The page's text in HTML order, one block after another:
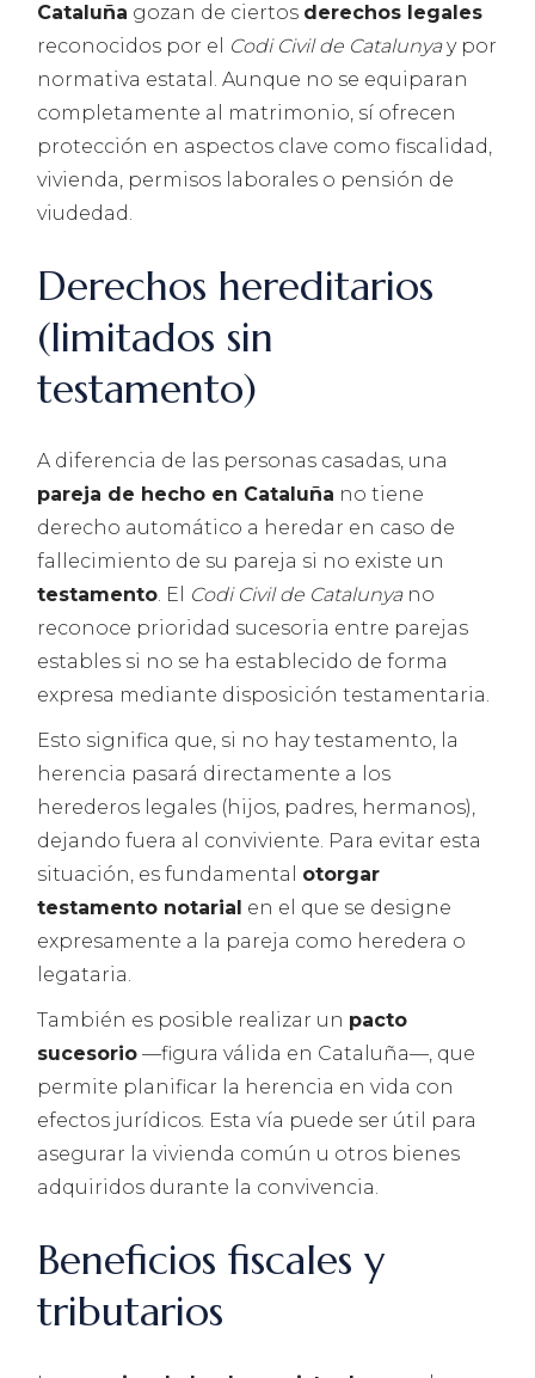
Cataluña gozan de ciertos derechos legales
reconocidos por el Codi Civil de Catalunyay por
normativa estatal. Aunque no se equiparan
completamente al matrimonio, sí ofrecen
protección en aspectos clave como fiscalidad,
vivienda, permisos laborales o pensión de
viudedad.
Derechos hereditarios
(limitados sin
testamento)
A diferencia de las personas casadas, una
pareja de hecho en Cataluña no tiene
derecho automático a heredar en caso de
fallecimiento de su pareja si no existe un
testamento. El Codi Civil de Catalunyano
reconoce prioridad sucesoria entre parejas
estables si no se ha establecido de forma
expresa mediante disposición testamentaria.
Esto significa que, si no hay testamento, la
herencia pasará directamente a los
herederos legales (hijos, padres, hermanos),
dejando fuera al conviviente. Para evitar esta
situación, es fundamental otorgar
testamento notarial en el que se designe
expresamente a la pareja como heredera o
legataria.
También es posible realizar un pacto
sucesorio —figura válida en Cataluña—, que
permite planificar la herencia en vida con
efectos jurídicos. Esta vía puede ser útil para
asegurar la vivienda común u otros bienes
adquiridos durante la convivencia.
Beneficios fiscales y
tributarios